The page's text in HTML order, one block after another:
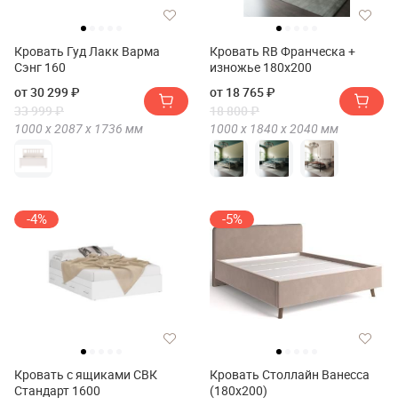
Кровать Гуд Лакк Варма
Сэнг 160
от 30 299 ₽
33 999 ₽
1000 х 2087 х 1736 мм
Кровать RB Франческа +
изножье 180х200
от 18 765 ₽
18 800 ₽
1000 х 1840 х 2040 мм
-4%
Кровать с ящиками СВК
Стандарт 1600
-5%
Кровать Столлайн Ванесса
(180х200)